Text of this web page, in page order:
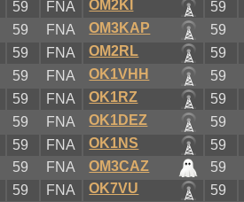
59 FNA OM2KI 59
59 FNA OM3KAP 59
59 FNA OM2RL 59
59 FNA OK1VHH 59
59 FNA OK1RZ 59
59 FNA OK1DEZ 59
59 FNA OK1NS 59
59 FNA OM3CAZ 59
59 FNA OK7VU 59